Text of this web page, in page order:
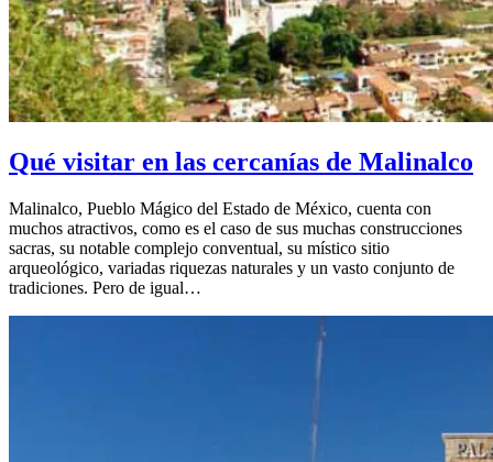
Qué visitar en las cercanías de Malinalco
Malinalco, Pueblo Mágico del Estado de México, cuenta con
muchos atractivos, como es el caso de sus muchas construcciones
sacras, su notable complejo conventual, su místico sitio
arqueológico, variadas riquezas naturales y un vasto conjunto de
tradiciones. Pero de igual…